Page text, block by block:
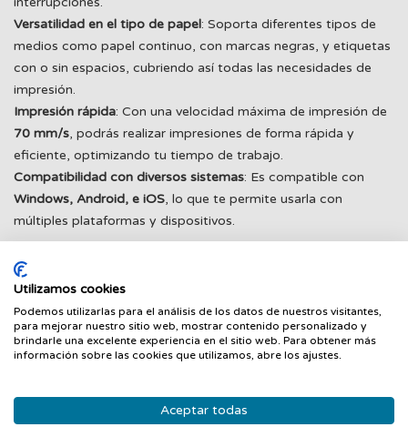
Versatilidad en el tipo de papel: Soporta diferentes tipos de
medios como papel continuo, con marcas negras, y etiquetas
con o sin espacios, cubriendo así todas las necesidades de
impresión.
Impresión rápida: Con una velocidad máxima de impresión de
70 mm/s, podrás realizar impresiones de forma rápida y
eficiente, optimizando tu tiempo de trabajo.
Compatibilidad con diversos sistemas: Es compatible con
Windows, Android, e iOS, lo que te permite usarla con
múltiples plataformas y dispositivos.
Resolución : 203 DPI.
Método de impresión
: Térmica directa.
Velocidad máxima de impresión: 70 mm/s.
Ancho máximo de impresión: 72 mm.
: 25.4 mm ~ 76 mm.
Utilizamos cookies
Podemos utilizarlas para el análisis de los datos de nuestros visitantes,
para mejorar nuestro sitio web, mostrar contenido personalizado y
brindarle una excelente experiencia en el sitio web. Para obtener más
información sobre las cookies que utilizamos, abre los ajustes.
Aceptar todas